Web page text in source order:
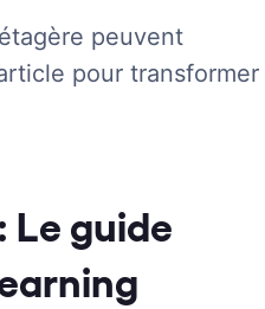
peuvent
pour transformer
Le guide